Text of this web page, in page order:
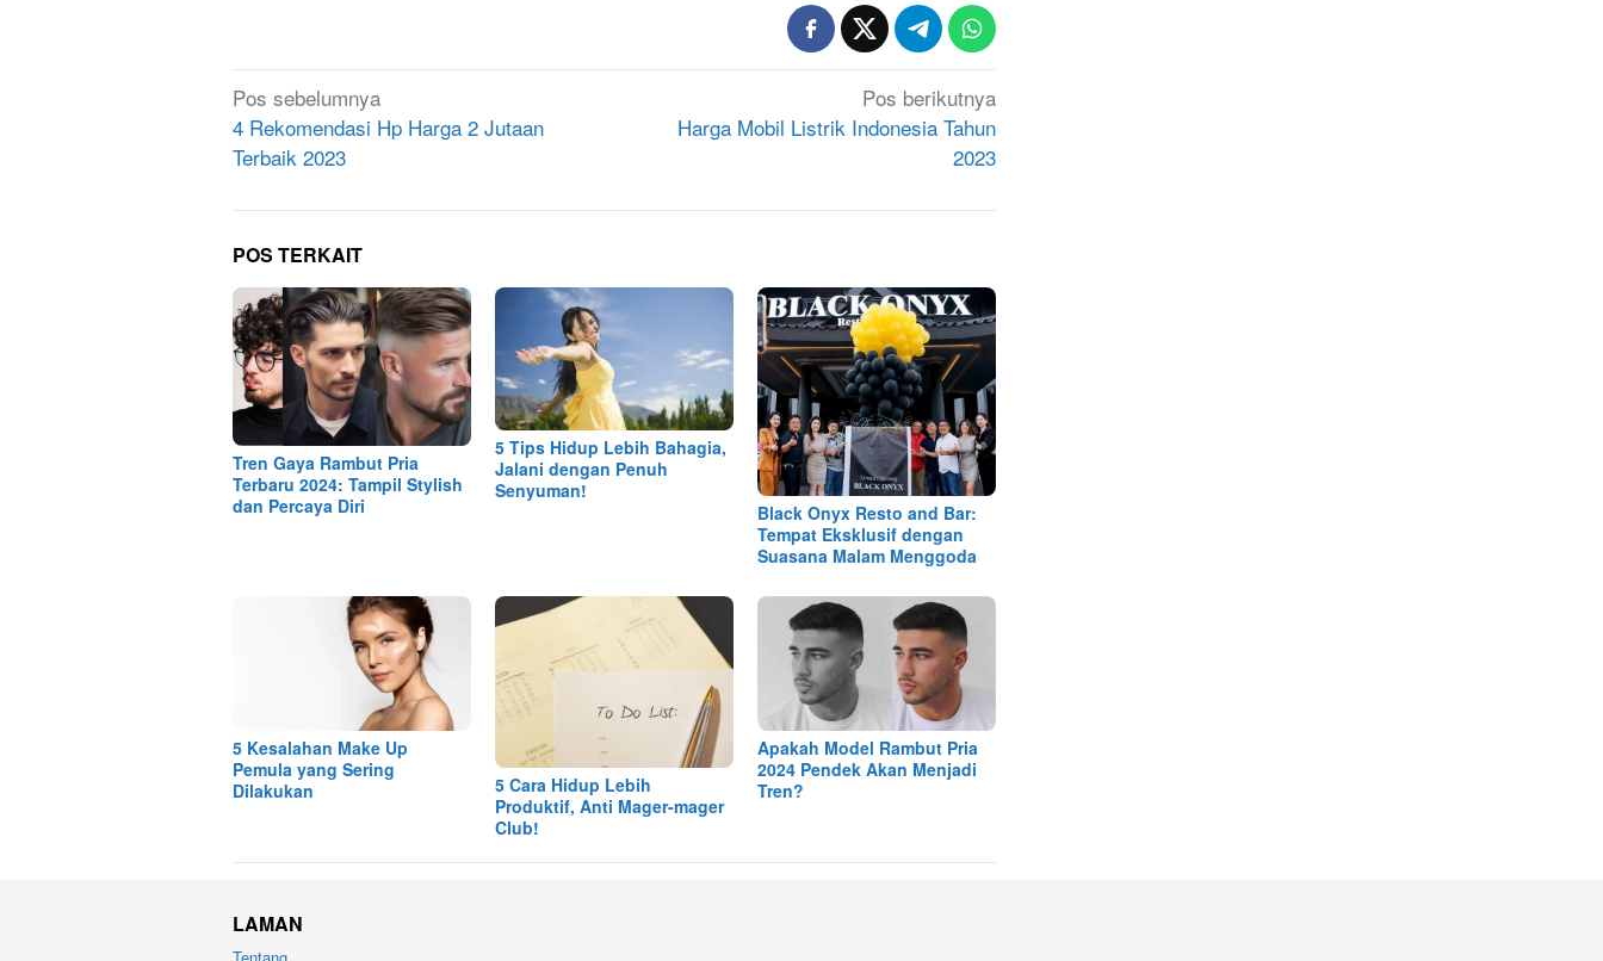
Navigasi
pos
Pos sebelumnya
4 Rekomendasi Hp Harga 2 Jutaan
Terbaik 2023
Pos berikutnya
Harga Mobil Listrik Indonesia Tahun
2023
POS TERKAIT
Tren Gaya Rambut Pria
Terbaru 2024: Tampil Stylish
dan Percaya Diri
5 Tips Hidup Lebih Bahagia,
Jalani dengan Penuh
Senyuman!
Black Onyx Resto and Bar:
Tempat Eksklusif dengan
Suasana Malam Menggoda
5 Kesalahan Make Up
Pemula yang Sering
Dilakukan
5 Cara Hidup Lebih
Produktif, Anti Mager-mager
Club!
Apakah Model Rambut Pria
2024 Pendek Akan Menjadi
Tren?
LAMAN